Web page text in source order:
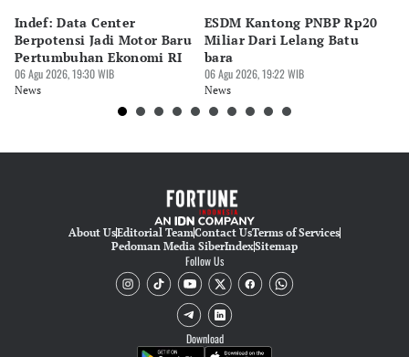
Indef: Data Center
Berpotensi Jadi Motor Baru
Pertumbuhan Ekonomi RI
06 Agu 2026, 19:30 WIB
News
ESDM Kantong PNBP Rp20
Miliar Dari Lelang Batu
bara
06 Agu 2026, 19:22 WIB
News
About UsEditorial TeamContact UsTerms of Services
Pedoman Media SiberIndexSitemap
Follow Us
Download